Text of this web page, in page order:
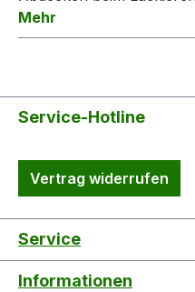
Mehr
Service-Hotline
Vertrag widerrufen
Service
Informationen